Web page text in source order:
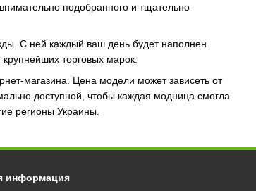
подобранного и тщательно
С ней каждый ваш день будет наполнен
торговых марок.
магазина. Цена модели может зависеть от
доступной, чтобы каждая модница смогла
регионы Украины.
информация